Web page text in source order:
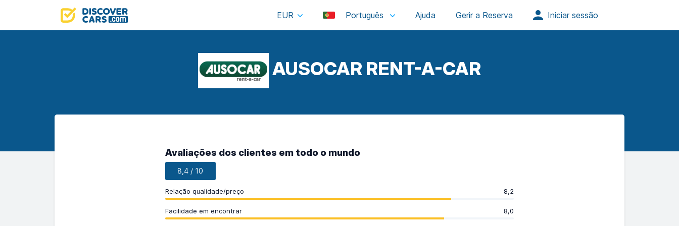
EUR Português
AUSOCAR RENT-A-CAR
Avaliações dos clientes em todo o mundo
8,4 / 10
Relação qualidade/preço 8,2
Facilidade em encontrar 8,0